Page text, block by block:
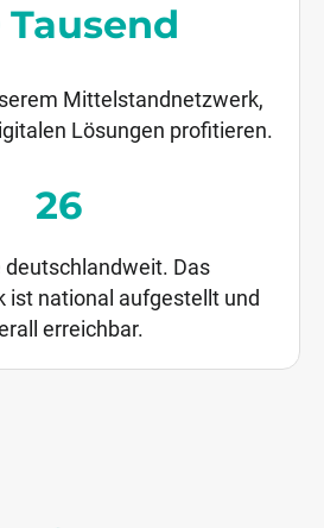
Tausend
Mittelstandnetzwerk,
Lösungen profitieren.
26
Das
ist national aufgestellt und
erreichbar.